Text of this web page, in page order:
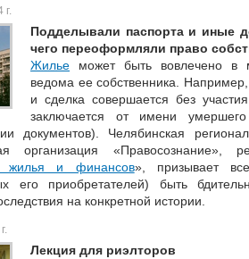
г.
Подделывали паспорта и иные
чего переоформляли право
Жилье может быть вовлечено в
ведома ее собственника.
и сделка совершается без
заключается от имени
документов). Челябинская
организация «Правосознание»,
жилья и финансов», призывает
его приобретателей) быть
на конкретной истории.
Лекция для риэлторов